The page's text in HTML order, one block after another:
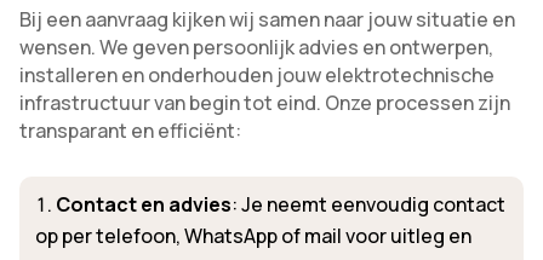
Bij een aanvraag kijken wij samen naar jouw situatie en
wensen. We geven persoonlijk advies en ontwerpen,
installeren en onderhouden jouw elektrotechnische
infrastructuur van begin tot eind. Onze processen zijn
transparant en efficiënt:
Contact en advies: Je neemt eenvoudig contact
op per telefoon, WhatsApp of mail voor uitleg en